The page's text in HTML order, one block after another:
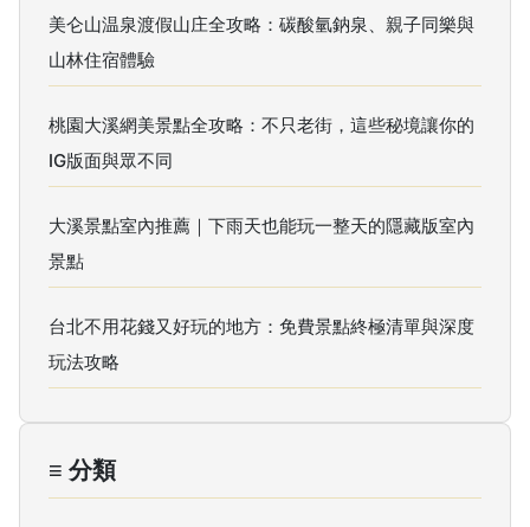
美仑山温泉渡假山庄全攻略：碳酸氫鈉泉、親子同樂與
山林住宿體驗
桃園大溪網美景點全攻略：不只老街，這些秘境讓你的
IG版面與眾不同
大溪景點室內推薦｜下雨天也能玩一整天的隱藏版室內
景點
台北不用花錢又好玩的地方：免費景點終極清單與深度
玩法攻略
≡ 分類